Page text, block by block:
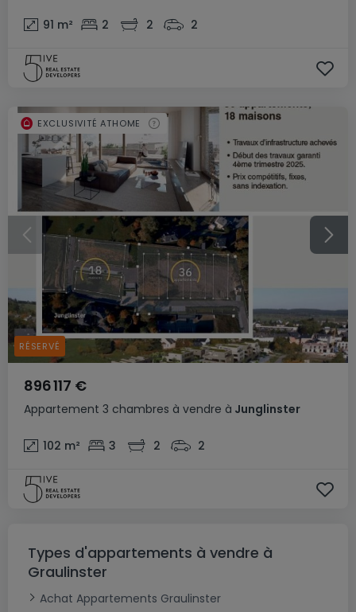
91 m² 2 2 2
Appartement 3 chambres à vendre à Junglinster
896 117 €
102 m² 3 2 2
EXCLUSIVITÉ ATHOME
RÉSERVÉ
Types d'appartements à vendre à
Graulinster
Achat Appartements Graulinster